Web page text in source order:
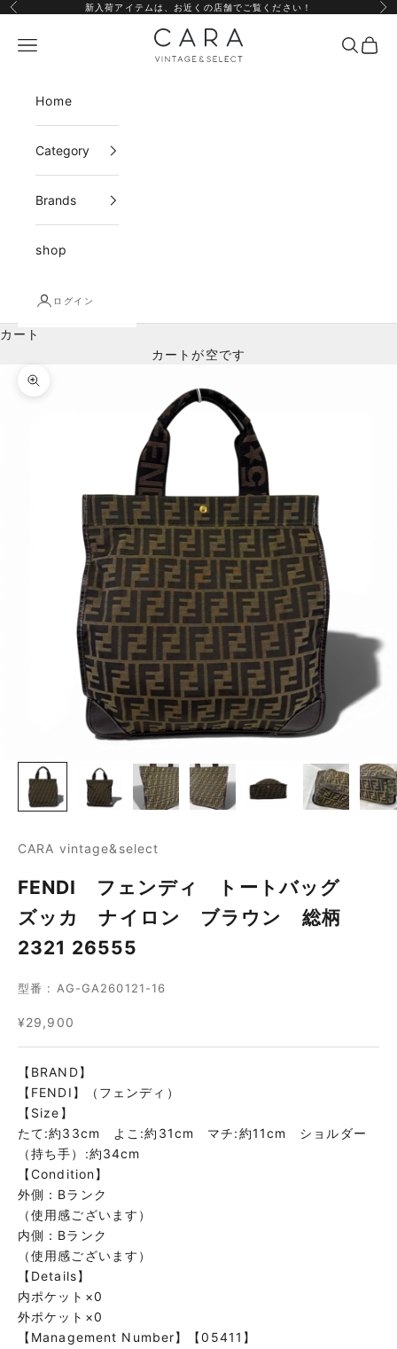
コンテンツへスキップ
前へ 新入荷アイテムは、 お近くの店舗でご覧ください！ 次
CARA vintage&select
メニュー 検索カー
Home
Category
Brands
shop
ログイン
カート
カートが空です
ズームイン
CARA vintage&select
FENDI フェンディ トートバッグ
ズッカ ナイロン ブラウン 総柄
2321 26555
型番 : AG-GA260121-16
セール価格
¥29,900
【BRAND】
【FENDI】（フェンディ）
【Size】
たて:約33cm よこ:約31cm マチ:約11cm ショルダー
（持ち手）:約34cm
【Condition】
外側：Bランク
（使用感ございます）
内側：Bランク
（使用感ございます）
【Details】
内ポケット×0
外ポケット×0
【Management Number】【05411】